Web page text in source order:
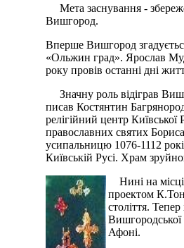
Мета заснування -
Вишгород.
Вперше Вишгород
«Ольжин град». Ярослав
року провів останні дні
Значну роль відіграв
писав Костянтин
релігійний центр
православних святих
усипальницю 1076-1112
Київській Русі. Храм
Нині на
проектом
століття.
Афоні.